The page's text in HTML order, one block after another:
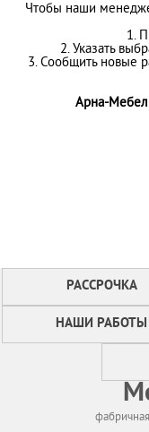
Чтобы наши
1.
2. Указать
3. Сообщить новые
Арна-
РАССРОЧКА
НАШИ РАБОТЫ